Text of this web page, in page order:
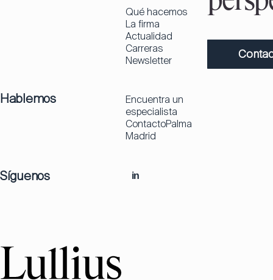
Qué hacemos
La firma
Actualidad
Carreras
Newsletter
Hablemos
Encuentra un
especialista
ContactoPalma
Madrid
Síguenos in